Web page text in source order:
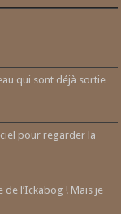
qui sont déjà sortie
pour regarder la
de l’Ickabog ! Mais je